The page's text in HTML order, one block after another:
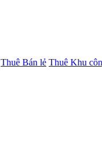
Thuê Bán lẻ Thuê Khu